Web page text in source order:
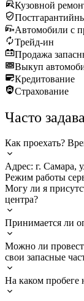
Кузовной
Автомобили с
Трейд-ин
Продажа
Выкуп
Кредитование
Страхование
Часто
Как проехать?
Адрес: г. Самара,
Режим работы
Могу ли я
центра?
Принимается ли
Можно ли
свои запасные
На каком пробеге